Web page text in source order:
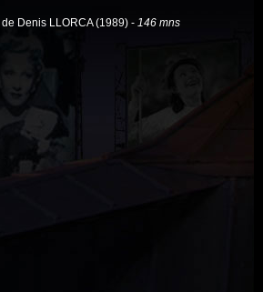
de Denis LLORCA (1989) - 146 mns